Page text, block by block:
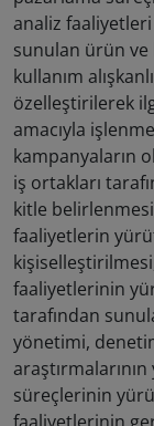
analiz
sunulan ürün
kullanım
özelleştirilerek
amacıyla
kampanyaların
iş ortakları
kitle
faaliyetlerin
faaliyetlerinin
tarafından
yönetimi,
süreçlerinin